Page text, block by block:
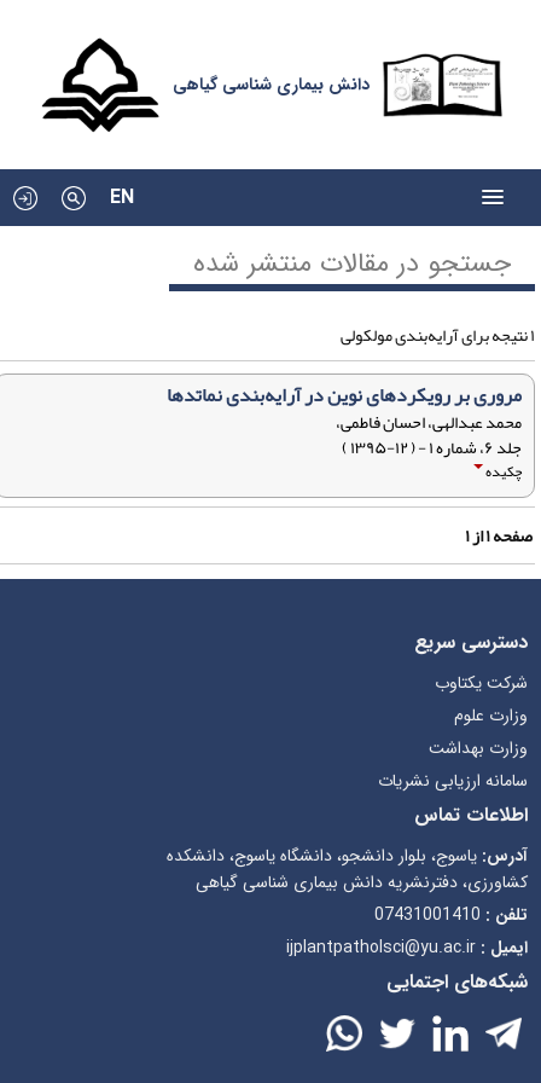
دانش بیماری شناسی گیاهی
EN
جستجو در مقالات منتشر شده
مروری بر رویکردهای نوین در آرایه‌بندی نماتدها
محمد عبدالهی، احسان فاطمی،
جلد ۶، شماره ۱ - ( ۱۲-۱۳۹۵ )
چکیده
۱از۱
دسترسی سریع
شرکت یکتاوب
وزارت علوم
وزارت بهداشت
سامانه ارزیابی نشریات
اطلاعات تماس
آدرس:یاسوج، بلوار دانشجو، دانشگاه یاسوج، دانشکده
کشاورزی، دفترنشریه دانش بیماری شناسی گیاهی
تلفن : 07431001410
ایمیل : ijplantpatholsci@yu.ac.ir
شبکه‌های اجتمایی